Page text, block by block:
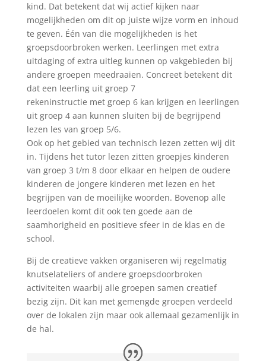
kind. Dat betekent dat wij actief kijken naar
mogelijkheden om dit op juiste wijze vorm en inhoud
te geven. Één van die mogelijkheden is het
groepsdoorbroken werken. Leerlingen met extra
uitdaging of extra uitleg kunnen op vakgebieden bij
andere groepen meedraaien. Concreet betekent dit
dat een leerling uit groep 7
rekeninstructie met groep 6 kan krijgen en leerlingen
uit groep 4 aan kunnen sluiten bij de begrijpend
lezen les van groep 5/6.
Ook op het gebied van technisch lezen zetten wij dit
in. Tijdens het tutor lezen zitten groepjes kinderen
van groep 3 t/m 8 door elkaar en helpen de oudere
kinderen de jongere kinderen met lezen en het
begrijpen van de moeilijke woorden. Bovenop alle
leerdoelen komt dit ook ten goede aan de
saamhorigheid en positieve sfeer in de klas en de
school.
Bij de creatieve vakken organiseren wij regelmatig
knutselateliers of andere groepsdoorbroken
activiteiten waarbij alle groepen samen creatief
bezig zijn. Dit kan met gemengde groepen verdeeld
over de lokalen zijn maar ook allemaal gezamenlijk in
de hal.